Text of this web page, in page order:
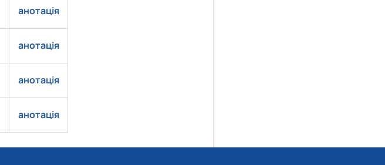
анотація
анотація
анотація
анотація